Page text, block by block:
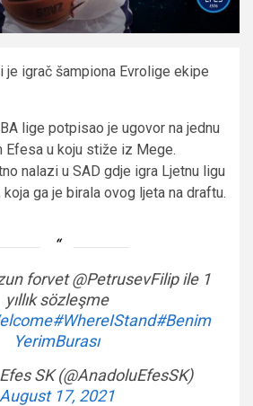
je igrač šampiona Evrolige ekipe
lige potpisao je ugovor na jednu
Efesa u koju stiže iz Mege.
nalazi u SAD gdje igra Ljetnu ligu
ga je birala ovog ljeta na draftu.
forvet @PetrusevFilip ile 1
yıllık sözleşme
#WhereIStand#Benim
YerimBurası
SK (@AnadoluEfesSK)
August 17, 2021